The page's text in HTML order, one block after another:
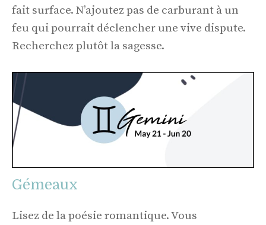
fait surface. N’ajoutez pas de carburant à un
feu qui pourrait déclencher une vive dispute.
Recherchez plutôt la sagesse.
Gémeaux
Lisez de la poésie romantique. Vous